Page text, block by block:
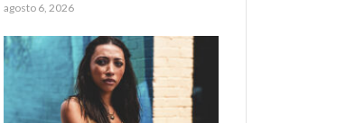
agosto 6, 2026